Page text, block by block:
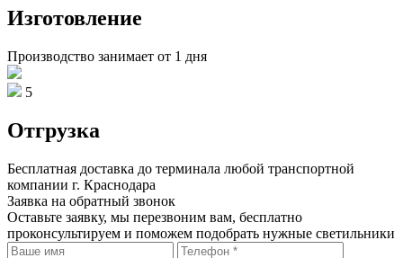
Изготовление
Производство занимает от 1 дня
5
Отгрузка
Бесплатная доставка до терминала любой транспортной
компании г. Краснодара
Заявка на обратный звонок
Оставьте заявку, мы перезвоним вам, бесплатно
проконсультируем и поможем подобрать нужные светильники